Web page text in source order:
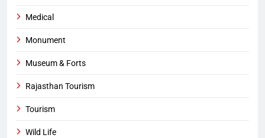
Medical
Monument
Museum & Forts
Rajasthan Tourism
Tourism
Wild Life